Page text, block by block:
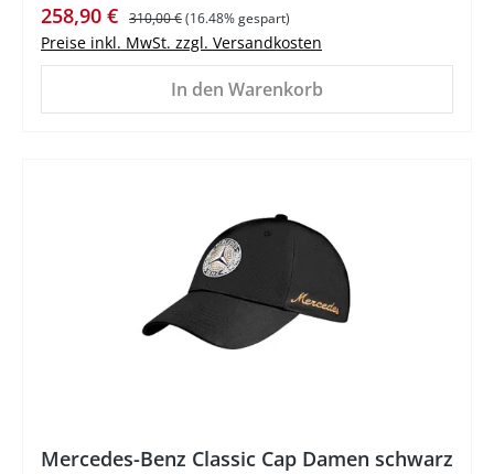
Verkaufspreis:
258,90 € Regulärer Preis:
310,00 €(16.48% gespart)
Preise inkl. MwSt. zzgl. Versandkosten
In den Warenkorb
Mercedes-Benz Classic Cap Damen schwarz